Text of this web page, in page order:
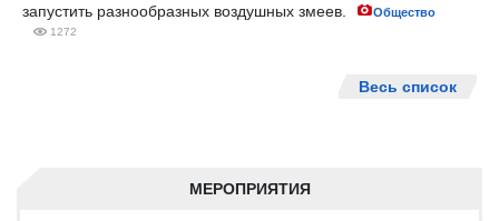
МЕРОПРИЯТИЯ
запустить разнообразных воздушных змеев.
Общество
1272
Весь список